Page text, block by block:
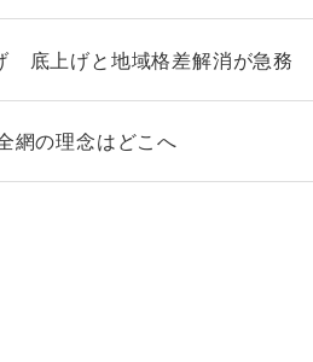
底上げと地域格差解消が急務
網の理念はどこへ